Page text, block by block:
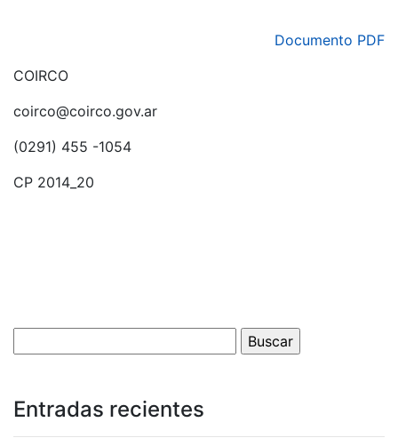
Documento PDF
COIRCO
coirco@coirco.gov.ar
(0291) 455 -1054
CP 2014_20
Entradas recientes